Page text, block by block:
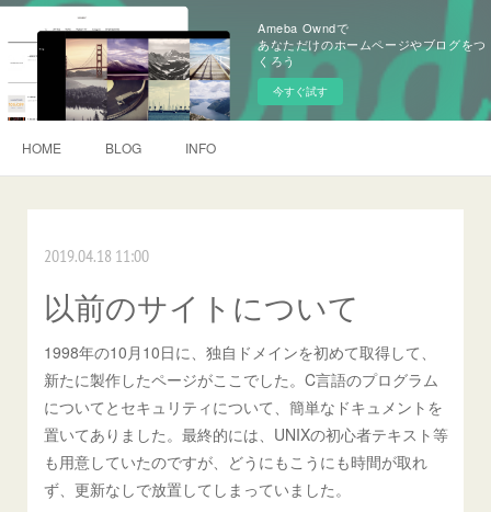
Ameba Owndで
あなただけのホームページやブログをつ
くろう
今すぐ試す
HOME BLOG INFO
2019.04.18 11:00
以前のサイトについて
1998年の10月10日に、独自ドメインを初めて取得して、
新たに製作したページがここでした。C言語のプログラム
についてとセキュリティについて、簡単なドキュメントを
置いてありました。最終的には、UNIXの初心者テキスト等
も用意していたのですが、どうにもこうにも時間が取れ
ず、更新なしで放置してしまっていました。